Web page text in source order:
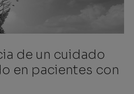
de un cuidado
en pacientes con